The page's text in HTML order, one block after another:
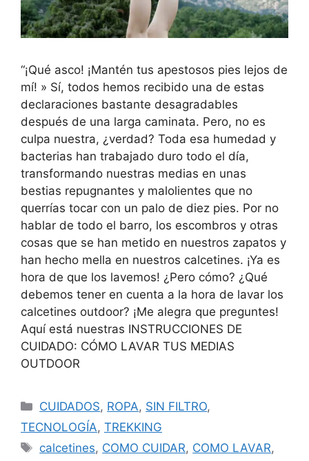
“¡Qué asco! ¡Mantén tus apestosos pies lejos de
mí! » Sí, todos hemos recibido una de estas
declaraciones bastante desagradables
después de una larga caminata. Pero, no es
culpa nuestra, ¿verdad? Toda esa humedad y
bacterias han trabajado duro todo el día,
transformando nuestras medias en unas
bestias repugnantes y malolientes que no
querrías tocar con un palo de diez pies. Por no
hablar de todo el barro, los escombros y otras
cosas que se han metido en nuestros zapatos y
han hecho mella en nuestros calcetines. ¡Ya es
hora de que los lavemos! ¿Pero cómo? ¿Qué
debemos tener en cuenta a la hora de lavar los
calcetines outdoor? ¡Me alegra que preguntes!
Aquí está nuestras INSTRUCCIONES DE
CUIDADO: CÓMO LAVAR TUS MEDIAS
OUTDOOR
CUIDADOS, ROPA, SIN FILTRO,
TECNOLOGÍA, TREKKING
calcetines, COMO CUIDAR, COMO LAVAR,